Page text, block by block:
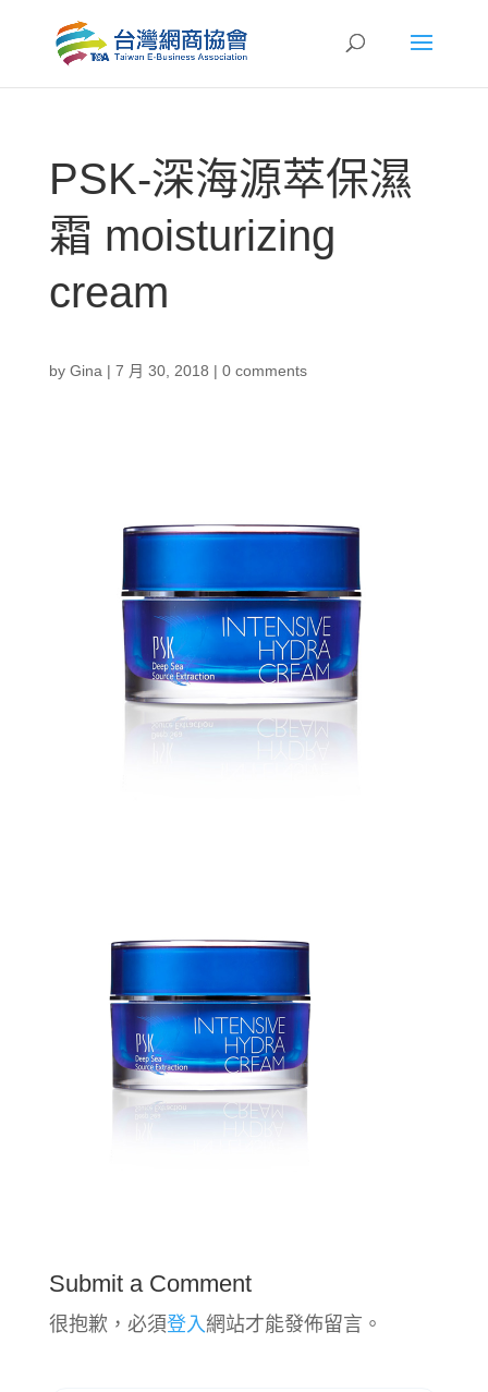
PSK-深海源萃保濕
霜 moisturizing
cream
by Gina | 7 月 30, 2018 | 0 comments
Submit a Comment
很抱歉，必須登入網站才能發佈留言。